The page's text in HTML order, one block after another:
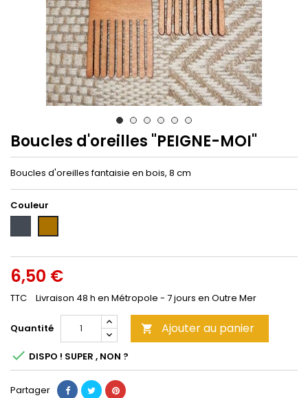
Boucles d'oreilles "PEIGNE-MOI"
Boucles d'oreilles fantaisie en bois, 8 cm
Couleur
6,50 €
TTC Livraison 48 h en Métropole - 7 jours en Outre Mer
Quantité  Ajouter au panier
 DISPO ! SUPER , NON ?
Partager